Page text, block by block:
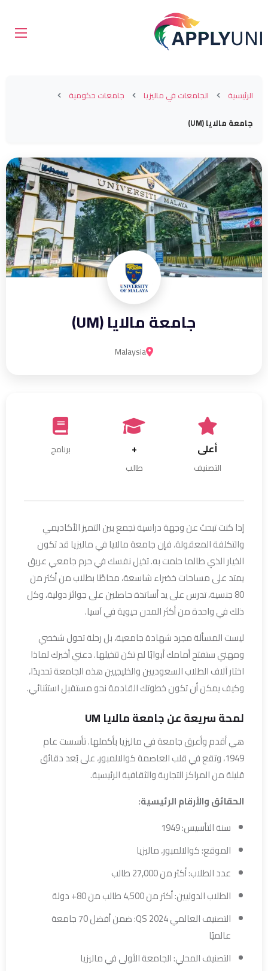
الرئيسية الجامعات في ماليزيا
جامعات حكومية
جامعة مالايا (UM)
جامعة مالايا (UM)
Malaysia
أعلى
التصنيف
+
طالب
برنامج
إذا كنت تبحث عن وجهة دراسية تجمع بين التميز الأكاديمي
والتكلفة المعقولة، فإن جامعة مالايا في ماليزيا قد تكون
الخيار الذي طالما حلمت به. تخيل نفسك في حرم جامعي عريق
يمتد على مساحات خضراء شاسعة، محاطًا بطلاب من أكثر من
80 جنسية، تدرس على يد أساتذة حاصلين على جوائز دولية، وكل
ذلك في واحدة من أكثر المدن حيوية في آسيا.
ليست المسألة مجرد شهادة جامعية، بل رحلة تحول شخصي
ومهني ستفتح أمامك أبوابًا لم تكن تتخيلها. دعني أخبرك لماذا
اختار آلاف الطلاب السعوديين والخليجيين هذه الجامعة تحديدًا،
وكيف يمكن أن تكون خطوتك القادمة نحو مستقبل استثنائي.
لمحة سريعة عن جامعة مالايا UM
هي أقدم وأعرق جامعة في ماليزيا بأكملها. تأسست عام
1949، وتقع في قلب العاصمة كوالالمبور، على بُعد دقائق
قليلة من المراكز التجارية والثقافية الرئيسية.
الحقائق والأرقام الرئيسية:
سنة التأسيس: 1949
الموقع: كوالالمبور، ماليزيا
عدد الطلاب: أكثر من 27,000 طالب
الطلاب الدوليين: أكثر من 4,500 طالب من 80+ دولة
التصنيف العالمي QS 2024: ضمن أفضل 70 جامعة
عالميًا
التصنيف المحلي: الجامعة الأولى في ماليزيا